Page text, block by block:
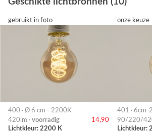
gebruikt in foto
400 · Ø 6 cm - 2200K
420lm · voorradig
14,90
Lichtkleur: 2200 K
onze keuze
401 · 6cm-
90/220/
Lichtkleur: